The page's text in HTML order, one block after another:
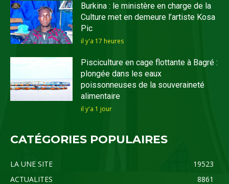
Burkina : le ministère en charge de la
Culture met en demeure l’artiste Kosa
Pic
il y'a 17 heures
Pisciculture en cage flottante à Bagré :
plongée dans les eaux
poissonneuses de la souveraineté
alimentaire
il y'a 1 jour
CATÉGORIES POPULAIRES
LA UNE SITE
19523
ACTUALITES
8861